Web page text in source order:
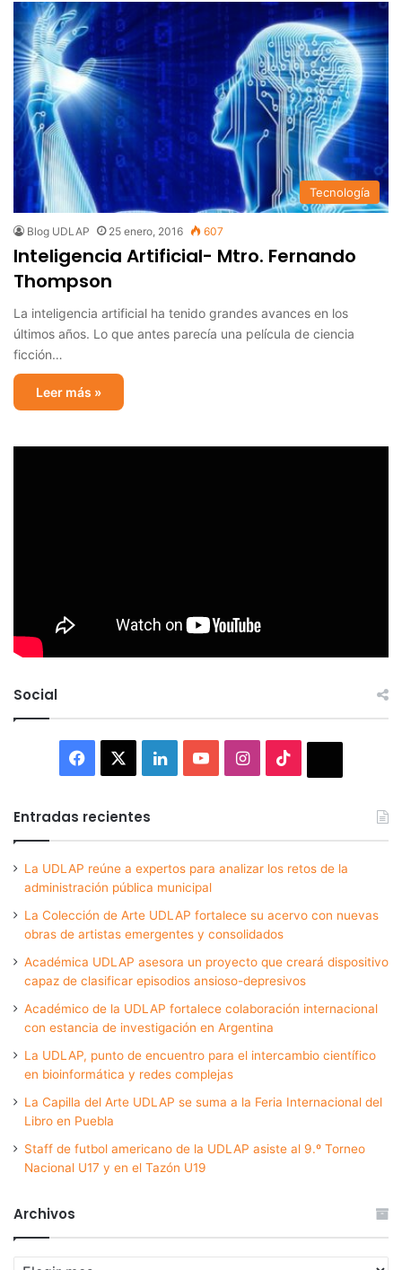
Tecnología
Blog UDLAP 25 enero, 2016 607
Inteligencia Artificial- Mtro. Fernando
Thompson
La inteligencia artificial ha tenido grandes avances en los
últimos años. Lo que antes parecía una película de ciencia
ficción…
Leer más »
Social
Facebook LinkedInYouTubeInstagram
Entradas recientes
La UDLAP reúne a expertos para analizar los retos de la
administración pública municipal
La Colección de Arte UDLAP fortalece su acervo con nuevas
obras de artistas emergentes y consolidados
Académica UDLAP asesora un proyecto que creará dispositivo
capaz de clasificar episodios ansioso-depresivos
Académico de la UDLAP fortalece colaboración internacional
con estancia de investigación en Argentina
La UDLAP, punto de encuentro para el intercambio científico
en bioinformática y redes complejas
La Capilla del Arte UDLAP se suma a la Feria Internacional del
Libro en Puebla
Staff de futbol americano de la UDLAP asiste al 9.º Torneo
Nacional U17 y en el Tazón U19
Archivos
Archivos